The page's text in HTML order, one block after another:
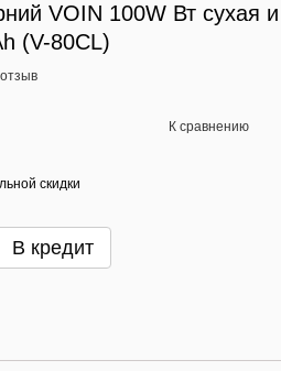
VOIN 100W Вт сухая и
(V-80CL)
К сравнению
скидки
В кредит